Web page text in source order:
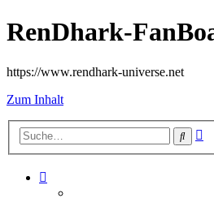
RenDhark-
https://www.rendhark-universe.net
Zum Inhalt
Suche